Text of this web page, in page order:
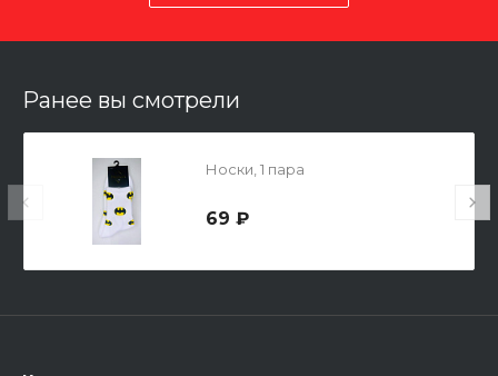
Ранее вы смотрели
Носки, 1 пара
69 ₽